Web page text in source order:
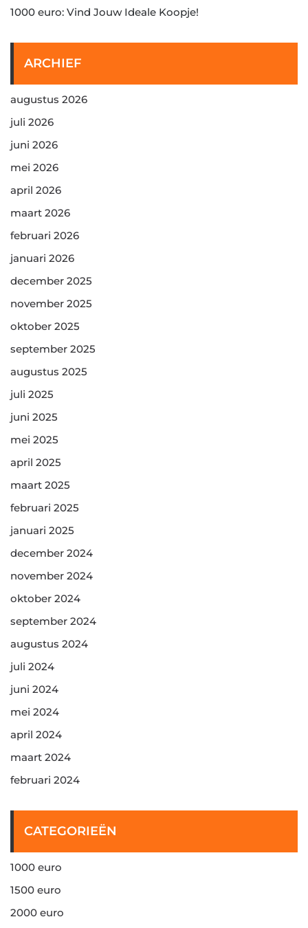
1000 euro: Vind Jouw Ideale Koopje!
ARCHIEF
augustus 2026
juli 2026
juni 2026
mei 2026
april 2026
maart 2026
februari 2026
januari 2026
december 2025
november 2025
oktober 2025
september 2025
augustus 2025
juli 2025
juni 2025
mei 2025
april 2025
maart 2025
februari 2025
januari 2025
december 2024
november 2024
oktober 2024
september 2024
augustus 2024
juli 2024
juni 2024
mei 2024
april 2024
maart 2024
februari 2024
CATEGORIEËN
1000 euro
1500 euro
2000 euro